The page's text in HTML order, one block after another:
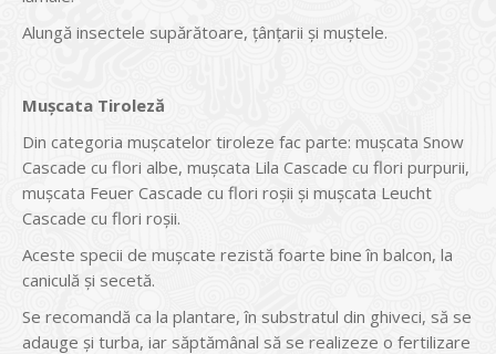
Alungă insectele supărătoare, țânțarii și muștele.
Mușcata Tiroleză
Din categoria mușcatelor tiroleze fac parte: mușcata Snow
Cascade cu flori albe, mușcata Lila Cascade cu flori purpurii,
mușcata Feuer Cascade cu flori roșii și mușcata Leucht
Cascade cu flori roșii.
Aceste specii de mușcate rezistă foarte bine în balcon, la
caniculă și secetă.
Se recomandă ca la plantare, în substratul din ghiveci, să se
adauge și turba, iar săptămânal să se realizeze o fertilizare